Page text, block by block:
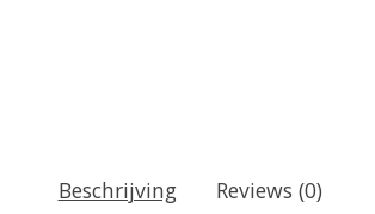
Beschrijving Reviews (0)